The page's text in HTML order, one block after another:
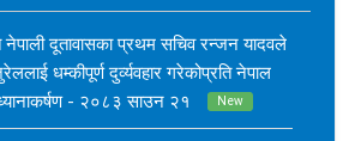
नेपाली दूतावासका प्रथम सचिव रन्जन यादवले
धम्कीपूर्ण दुर्व्यवहार गरेकोप्रति नेपाल
- २०८३ साउन २१
New